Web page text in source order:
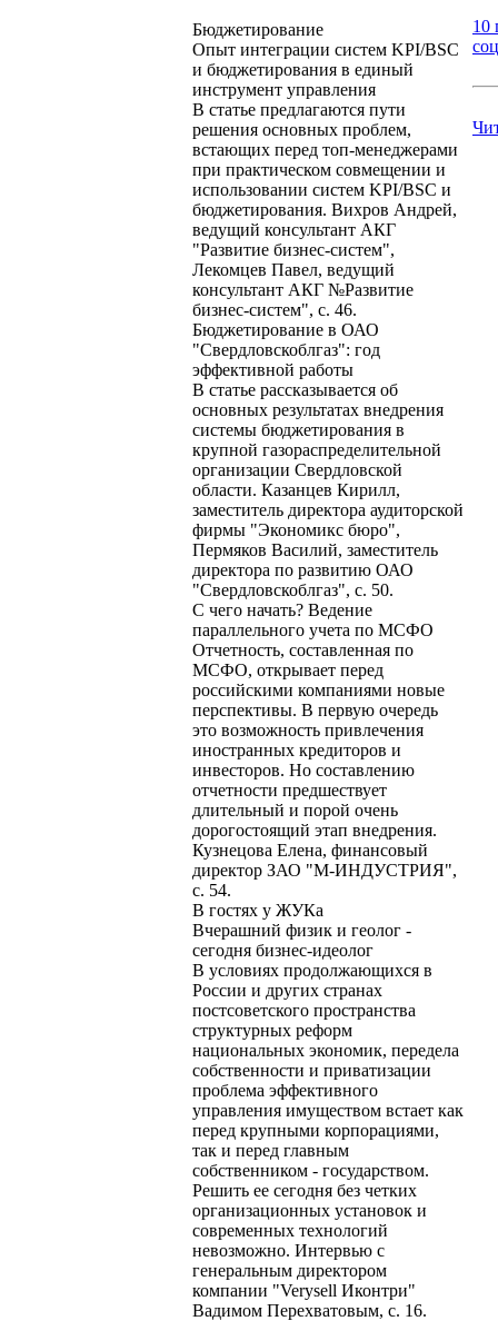
Бюджетирование
Опыт интеграции систем KPI/BSC
и бюджетирования в единый
инструмент управления
В статье предлагаются пути
решения основных проблем,
встающих перед топ-менеджерами
при практическом совмещении и
использовании систем KPI/BSC и
бюджетирования. Вихров Андрей,
ведущий консультант АКГ
"Развитие бизнес-систем",
Лекомцев Павел, ведущий
консультант АКГ №Развитие
бизнес-систем", с. 46.
Бюджетирование в ОАО
"Свердловскоблгаз": год
эффективной работы
В статье рассказывается об
основных результатах внедрения
системы бюджетирования в
крупной газораспределительной
организации Свердловской
области. Казанцев Кирилл,
заместитель директора аудиторской
фирмы "Экономикс бюро",
Пермяков Василий, заместитель
директора по развитию ОАО
"Свердловскоблгаз", с. 50.
С чего начать? Ведение
параллельного учета по МСФО
Отчетность, составленная по
МСФО, открывает перед
российскими компаниями новые
перспективы. В первую очередь
это возможность привлечения
иностранных кредиторов и
инвесторов. Но составлению
отчетности предшествует
длительный и порой очень
дорогостоящий этап внедрения.
Кузнецова Елена, финансовый
директор ЗАО "М-ИНДУСТРИЯ",
с. 54.
В гостях у ЖУКа
Вчерашний физик и геолог -
сегодня бизнес-идеолог
В условиях продолжающихся в
России и других странах
постсоветского пространства
структурных реформ
национальных экономик, передела
собственности и приватизации
проблема эффективного
управления имуществом встает как
перед крупными корпорациями,
так и перед главным
собственником - государством.
Решить ее сегодня без четких
организационных установок и
современных технологий
невозможно. Интервью с
генеральным директором
компании "Verysell Иконтри"
Вадимом Перехватовым, с. 16.
10